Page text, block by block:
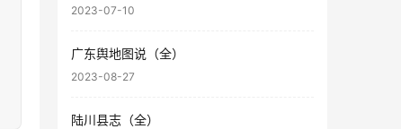
2023-07-10
广东舆地图说（全）
2023-08-27
陆川县志（全）